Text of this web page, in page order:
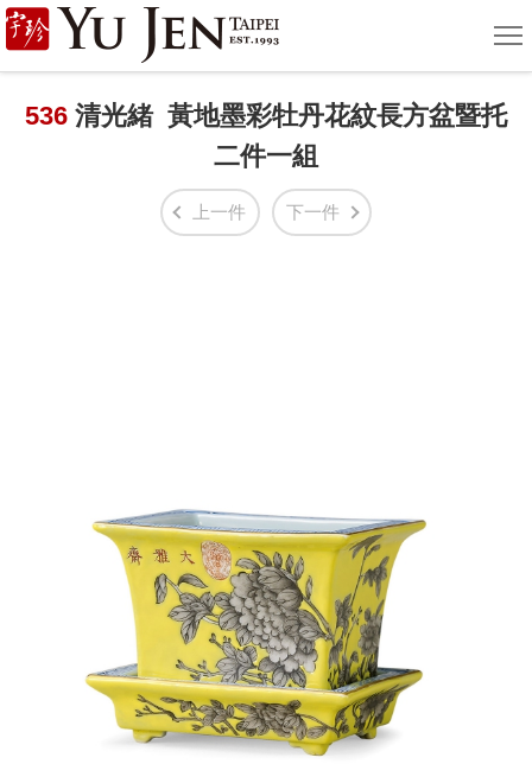
宇
珍
國
單
536 清光緒 黃地墨彩牡丹花紋長方盆暨托
二件一組
上一件 下一件